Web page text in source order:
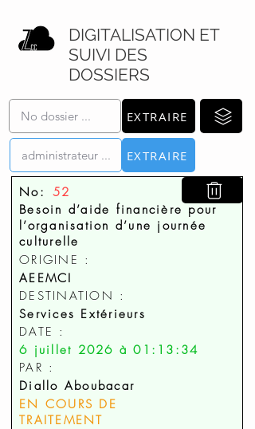
DIGITALISATION ET
SUIVI DES
DOSSIERS
EXTRAIRE
EXTRAIRE
No: 52
Besoin d’aide financière pour
l’organisation d’une journée
culturelle
ORIGINE :
AEEMCI
DESTINATION :
Services Extérieurs
DATE :
6 juillet 2026 à 01:13:34
PAR :
Diallo Aboubacar
EN COURS DE
TRAITEMENT